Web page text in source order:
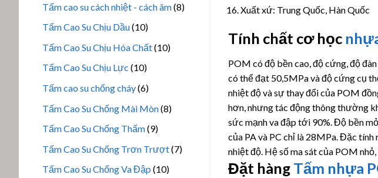
Tấm cao su cách nhiệt - cách âm 88
Tấm Cao Su Chịu Dầu 1010
sản
phẩm
Tấm Cao Su Chịu Hóa Chất 1010
Tấm Cao Su Chịu Lực 1010
phẩm
Tấm cao su chống cháy 66
phẩm
Tấm Cao Su Chống Mài Mòn 88
Tấm Cao Su Chống Thấm 99
phẩm
Tấm Cao Su Chống Trơn Trượt 77
Tấm Cao Su Chống Va Đập 1010
Xuất xứ: Trung Quốc, Hàn Quốc
Tính chất cơ học
POM có độ bền cao, độ cứng, độ
có thể đạt 50,5MPa và độ cứng cụ
nhiệt độ và sự thay đổi của POM
hơn, nhưng tác động thông thường
sức mạnh va đập tới 90%. Độ bền
của PA và PC chỉ là 28MPa. Đặc
nhiệt độ. Hệ số ma sát của POM
Đặt hàng Tấm nhựa